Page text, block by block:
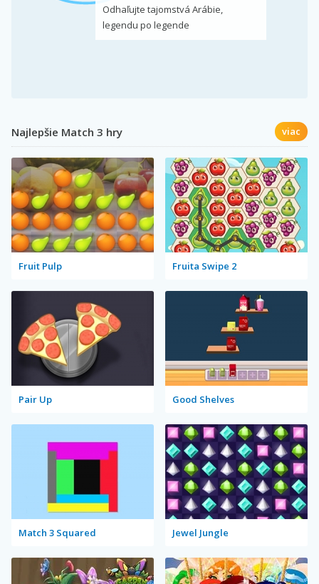
Odhaľujte tajomstvá Arábie,
legendu po legende
Najlepšie Match 3 hry viac
Fruit Pulp Fruita Swipe 2
Pair Up Good Shelves
Match 3 Squared Jewel Jungle